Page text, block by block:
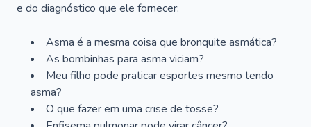
e do diagnóstico que ele fornecer:
Asma é a mesma coisa que bronquite asmática?
As bombinhas para asma viciam?
Meu filho pode praticar esportes mesmo tendo
asma?
O que fazer em uma crise de tosse?